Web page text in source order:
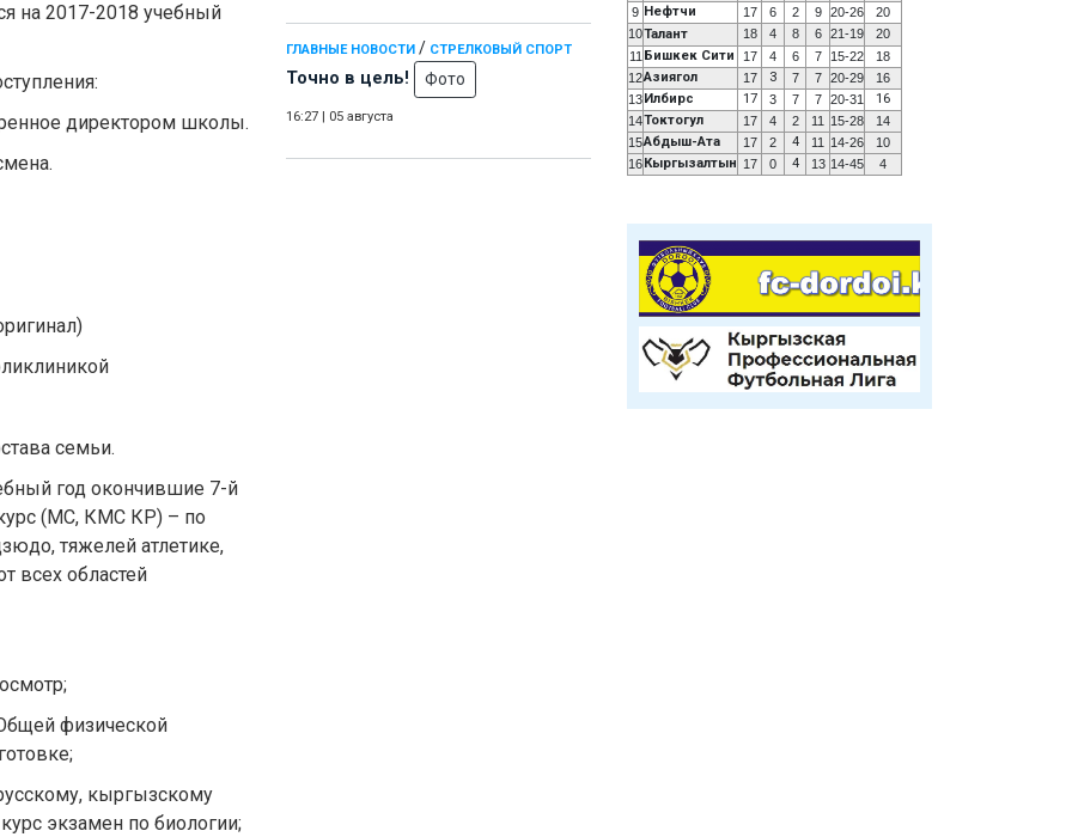
ГЛАВНЫЕ НОВОСТИ / СТРЕЛКОВЫЙ СПОРТ
Точно в цель! Фото
16:27 05 августа
на 2017-2018 учебный
директором школы.
семьи.
год окончившие 7-й
курс (МС, КМС КР) – по
тяжелей атлетике,
всех областей
физической
кыргызскому
экзамен по биологии;
9 Нефтчи 17 6 2 9 20-26
20
10Талант 18 4 8 6 21-19
20
11 Бишкек Сити 17 4 6 7 15-22
18
12Азиягол 17 3 7 7 20-29
16
13 Илбирс 17 3 7 7 20-31 16
14Токтогул 17 4 2 11 15-28
14
15Абдыш-Ата 17 2 4 11 14-26
10
16 Кыргызалтын 17 0 4 13 14-45 4